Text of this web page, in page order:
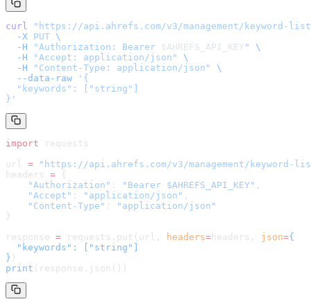
curl " https://api.ahrefs.com/v3/management/keyword-
  -X
PUT \
  -H
"Authorization: Bearer $AHREFS_API_KEY "
\
  -H
"Accept: application/json"
\
  -H
"Content-Type: application/json"
\
  --data-raw
' {
  "keywords": ["string"]
} '
import requests
url = " https://api.ahrefs.com/v3/management/keyword-
headers = {
    "Authorization"
: "Bearer $AHREFS_API_KEY" ,
    "Accept"
: "application/json" ,
    "Content-Type"
:
"application/json"
}
response = requests.put(url, headers= headers , json={
  "keywords": ["string"]
} )
print (response.json())